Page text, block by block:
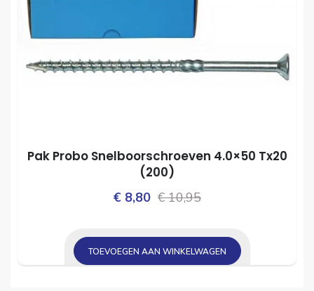
Pak Probo Snelboorschroeven 4.0×50 Tx20
(200)
€10,95Oorspronkelijke
was:
€ 10,95.
€ 8,80
Huidige
is:
€ 8,80.
TOEVOEGEN AAN WINKELWAGEN